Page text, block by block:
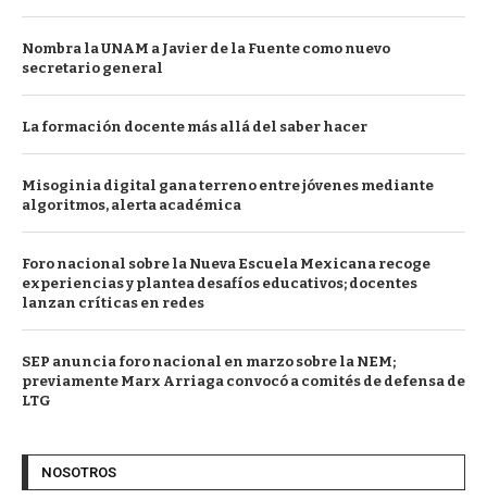
Nombra la UNAM a Javier de la Fuente como nuevo
secretario general
La formación docente más allá del saber hacer
Misoginia digital gana terreno entre jóvenes mediante
algoritmos, alerta académica
Foro nacional sobre la Nueva Escuela Mexicana recoge
experiencias y plantea desafíos educativos; docentes
lanzan críticas en redes
SEP anuncia foro nacional en marzo sobre la NEM;
previamente Marx Arriaga convocó a comités de defensa de
LTG
NOSOTROS